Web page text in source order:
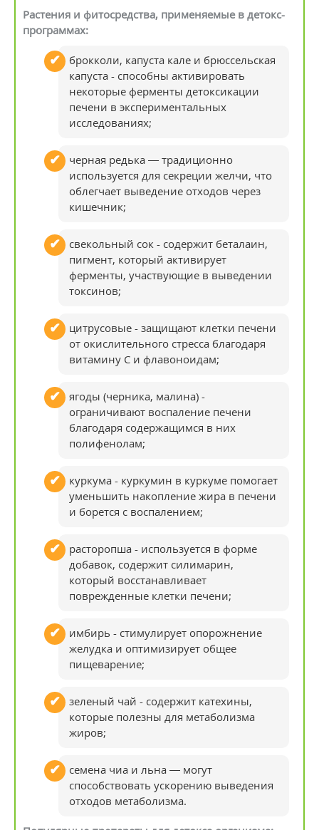
Растения и фитосредства, применяемые в детокс-
программах:
брокколи, капуста кале и брюссельская
капуста - способны активировать
некоторые ферменты детоксикации
печени в экспериментальных
исследованиях;
черная редька — традиционно
используется для секреции желчи, что
облегчает выведение отходов через
кишечник;
свекольный сок - содержит беталаин,
пигмент, который активирует
ферменты, участвующие в выведении
токсинов;
цитрусовые - защищают клетки печени
от окислительного стресса благодаря
витамину С и флавоноидам;
ягоды (черника, малина) -
ограничивают воспаление печени
благодаря содержащимся в них
полифенолам;
куркума - куркумин в куркуме помогает
уменьшить накопление жира в печени
и борется с воспалением;
расторопша - используется в форме
добавок, содержит силимарин,
который восстанавливает
поврежденные клетки печени;
имбирь - стимулирует опорожнение
желудка и оптимизирует общее
пищеварение;
зеленый чай - содержит катехины,
которые полезны для метаболизма
жиров;
семена чиа и льна — могут
способствовать ускорению выведения
отходов метаболизма.